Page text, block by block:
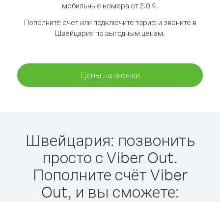
мобильные номера от 2.0 ¢.
Пополните счёт или подключите тариф и звоните в
Швейцария по выгодным ценам.
Цены на звонки
Швейцария: позвонить
просто с Viber Out.
Пополните счёт Viber
Out, и вы сможете: